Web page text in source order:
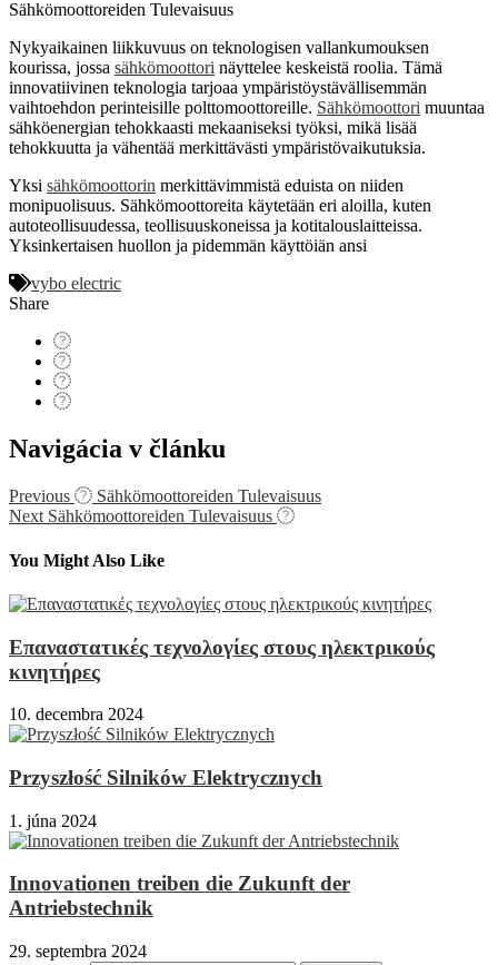
Sähkömoottoreiden Tulevaisuus
Nykyaikainen liikkuvuus on teknologisen vallankumouksen
kourissa, jossa sähkömoottori näyttelee keskeistä roolia. Tämä
innovatiivinen teknologia tarjoaa ympäristöystävällisemmän
vaihtoehdon perinteisille polttomoottoreille. Sähkömoottori muuntaa
sähköenergian tehokkaasti mekaaniseksi työksi, mikä lisää
tehokkuutta ja vähentää merkittävästi ympäristövaikutuksia.
Yksi sähkömoottorin merkittävimmistä eduista on niiden
monipuolisuus. Sähkömoottoreita käytetään eri aloilla, kuten
autoteollisuudessa, teollisuuskoneissa ja kotitalouslaitteissa.
Yksinkertaisen huollon ja pidemmän käyttöiän ansi
vybo electric
Share
Navigácia v článku
Previous
Sähkömoottoreiden Tulevaisuus
Next Sähkömoottoreiden Tulevaisuus
You Might Also Like
Επαναστατικές τεχνολογίες στους ηλεκτρικούς
κινητήρες
10. decembra 2024
Przyszłość Silników Elektrycznych
1. júna 2024
Innovationen treiben die Zukunft der
Antriebstechnik
29. septembra 2024